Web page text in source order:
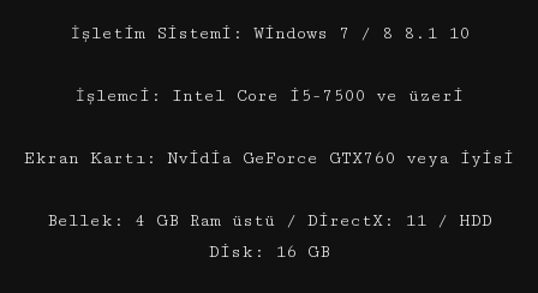
İşletim Sistemi: Windows 7 / 8 8.1 10
İşlemci: Intel Core i5-7500 ve üzeri
Ekran Kartı: Nvidia GeForce GTX760 veya iyisi
Bellek: 4 GB Ram üstü / DirectX: 11 / HDD
Disk: 16 GB